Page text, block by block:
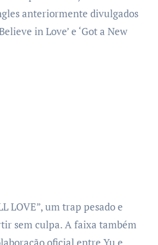
anteriormente divulgados
in Love’ e ‘Got a New
LOVE”, um trap pesado e
sem culpa. A faixa também
oficial entre Yu e